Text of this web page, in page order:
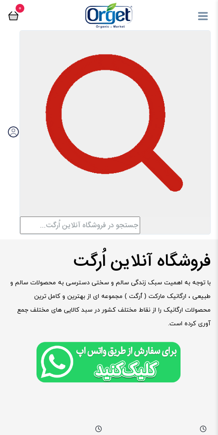
0
کره مغزیجات
مرتب سازی بر اساس:
اولویت بندی گران‌ترین
فروشگاه آنلاین اُرگت
با توجه به اهمیت سبک زندگی سالم و سختی دسترسی به محصولات سالم و
طبیعی ، ارگانیک مارکت ( ٱرگت ) مجموعه ای از بهترین و کامل ترین
محصولات ارگانیک را از نقاط مختلف کشور در سبد کالایی های مختلف جمع
آوری کرده است.